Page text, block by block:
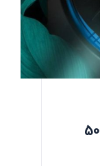
آکسیال ایلکا فلزی ژنیران 50